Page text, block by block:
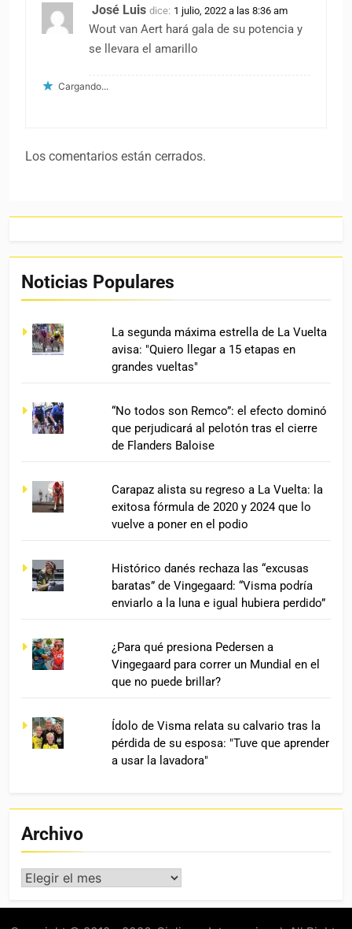
José Luis dice: 1 julio, 2022 a las 8:36 am
Wout van Aert hará gala de su potencia y
se llevara el amarillo
Cargando...
Los comentarios están cerrados.
Noticias Populares
La segunda máxima estrella de La Vuelta
avisa: "Quiero llegar a 15 etapas en
grandes vueltas"
“No todos son Remco”: el efecto dominó
que perjudicará al pelotón tras el cierre
de Flanders Baloise
Carapaz alista su regreso a La Vuelta: la
exitosa fórmula de 2020 y 2024 que lo
vuelve a poner en el podio
Histórico danés rechaza las “excusas
baratas” de Vingegaard: “Visma podría
enviarlo a la luna e igual hubiera perdido”
¿Para qué presiona Pedersen a
Vingegaard para correr un Mundial en el
que no puede brillar?
Ídolo de Visma relata su calvario tras la
pérdida de su esposa: "Tuve que aprender
a usar la lavadora"
Archivo
Archivo